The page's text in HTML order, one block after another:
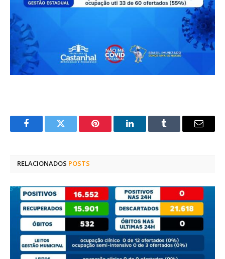
FacebookTwitter Pinterest O
Tumblr
E-
RELACIONADOS POSTS